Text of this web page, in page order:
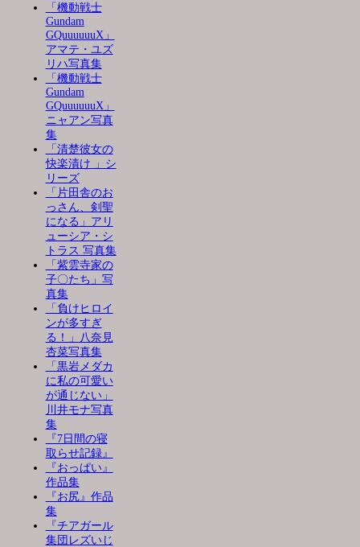
「機動戦士
Gundam
GQuuuuuuX」
アマテ・ユズ
リハ写真集
「機動戦士
Gundam
GQuuuuuuX」
ニャアン写真
集
「清楚彼女の
快楽漬け 」シ
リーズ
「片田舎のお
っさん、剣聖
になる」アリ
ューシア・シ
トラス 写真集
「紫雲寺家の
子〇たち」写
真集
「負けヒロイ
ンが多すぎ
る！」八奈見
杏菜写真集
「黒岩メダカ
に私の可愛い
が通じない」
川井モナ写真
集
『7日間の寝
取らせ記録』
『おっぱい』
作品集
『お尻』作品
集
『チアガール
集団レズいじ